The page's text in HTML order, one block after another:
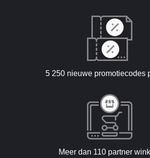
5 250 nieuwe promotiecodes
Meer dan 110 partner